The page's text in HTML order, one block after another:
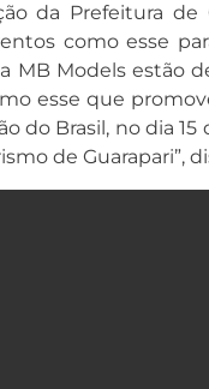
da Prefeitura de
como esse
MB Models estão
esse que
do Brasil, no dia
de Guarapari”,